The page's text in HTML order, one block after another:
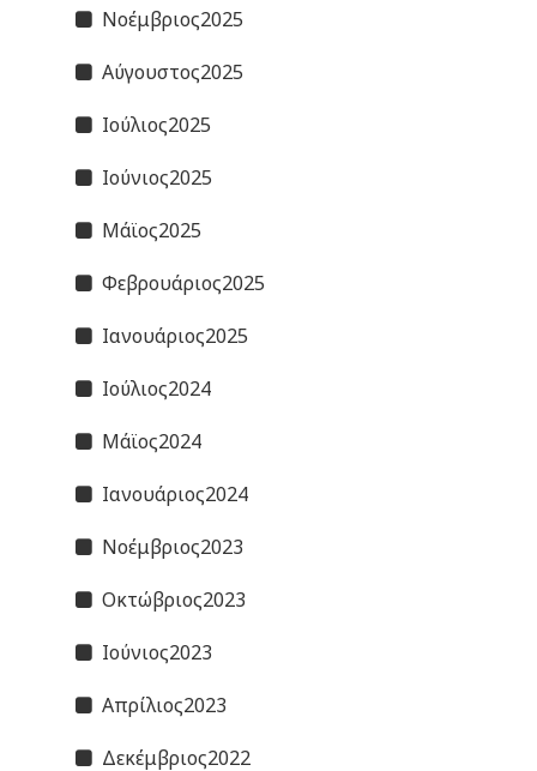
Νοέμβριος2025
Αύγουστος2025
Ιούλιος2025
Ιούνιος2025
Μάϊος2025
Φεβρουάριος2025
Ιανουάριος2025
Ιούλιος2024
Μάϊος2024
Ιανουάριος2024
Νοέμβριος2023
Οκτώβριος2023
Ιούνιος2023
Απρίλιος2023
Δεκέμβριος2022